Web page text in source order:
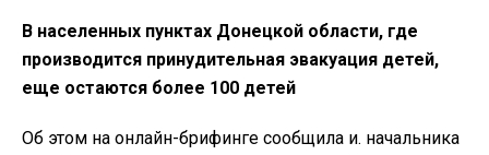
В населенных пунктах Донецкой области, где
производится принудительная эвакуация детей,
еще остаются более 100 детей
Об этом на онлайн-брифинге сообщила и. начальника